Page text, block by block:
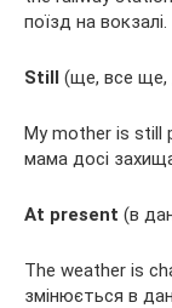
поїзд на вокзалі.
Still (ще, все ще,
My mother is still
мама досі
At present (в
The weather is
змінюється в